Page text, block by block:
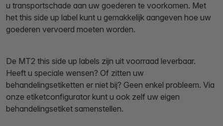
u transportschade aan uw goederen te voorkomen. Met
het this side up label kunt u gemakkelijk aangeven hoe uw
goederen vervoerd moeten worden.
De MT2 this side up labels zijn uit voorraad leverbaar.
Heeft u speciale wensen? Of zitten uw
behandelingsetiketten er niet bij? Geen enkel probleem. Via
onze etiketconfigurator kunt u ook zelf uw eigen
behandelingsetiket samenstellen.